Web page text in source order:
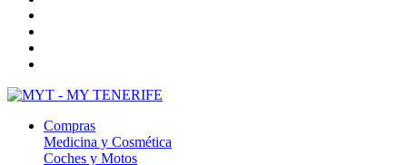
Compras
Medicina y Cosmética
Coches y Motos